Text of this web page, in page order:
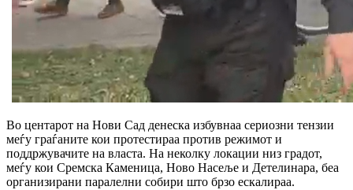
Во центарот на Нови Сад денеска избувнаа сериозни тензии
меѓу граѓаните кои протестираа против режимот и
поддржувачите на власта. На неколку локации низ градот,
меѓу кои Сремска Каменица, Ново Насеље и Детелинара, беа
организирани паралелни собири што брзо ескалираа.